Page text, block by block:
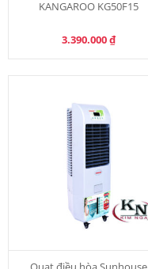
KANGAROO KG50F15
3.390.000₫